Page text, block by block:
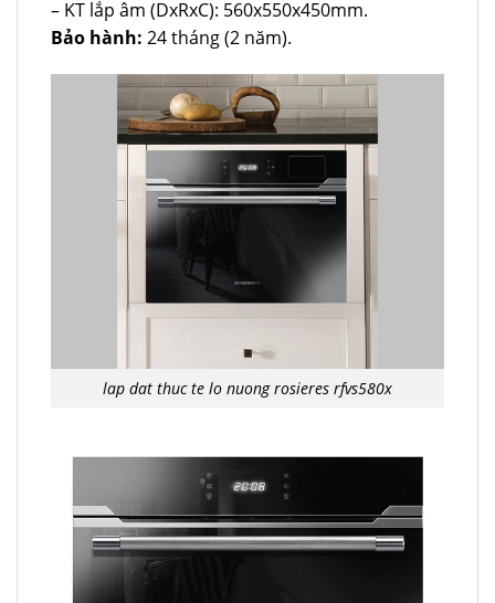
– KT lắp âm (DxRxC): 560x550x450mm.
Bảo hành: 24 tháng (2 năm).
lap dat thuc te lo nuong rosieres rfvs580x